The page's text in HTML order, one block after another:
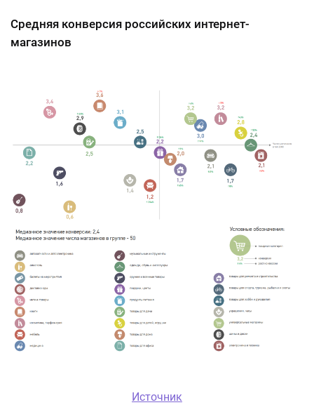
Средняя конверсия российских интернет-
магазинов
Источник